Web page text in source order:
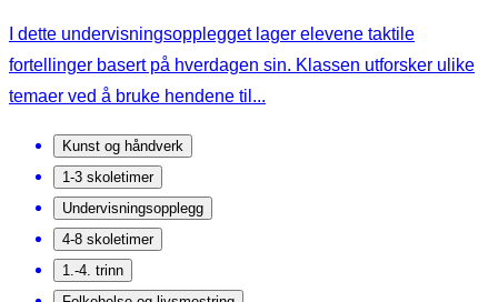
I dette undervisningsopplegget lager elevene taktile
fortellinger basert på hverdagen sin. Klassen utforsker ulike
temaer ved å bruke hendene til...
Kunst og håndverk
1-3 skoletimer
Undervisningsopplegg
4-8 skoletimer
1.-4. trinn